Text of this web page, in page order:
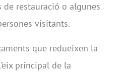
restauració o algunes
visitants.
que redueixen la
principal de la